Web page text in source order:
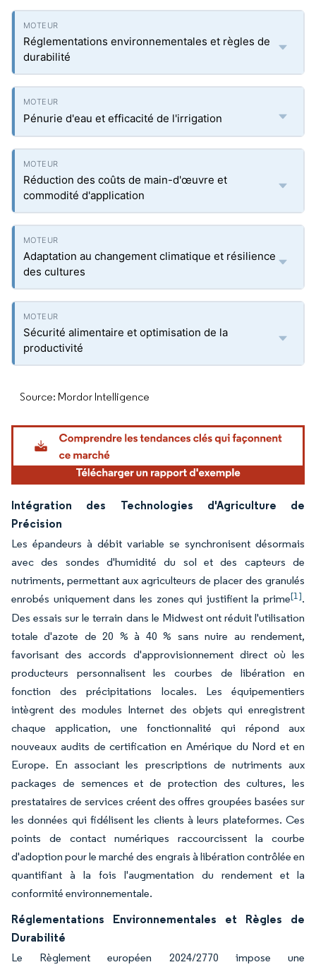
Réglementations environnementales et règles de
durabilité
Pénurie d'eau et efficacité de l'irrigation
Réduction des coûts de main-d'œuvre et
commodité d'application
Adaptation au changement climatique et résilience
des cultures
Sécurité alimentaire et optimisation de la
productivité
Source: Mordor Intelligence
Intégration des Technologies d'Agriculture de
Précision
Les épandeurs à débit variable se synchronisent désormais
avec des sondes d'humidité du sol et des capteurs de
nutriments, permettant aux agriculteurs de placer des granulés
enrobés uniquement dans les zones qui justifient la prime[1].
Des essais sur le terrain dans le Midwest ont réduit l'utilisation
totale d'azote de 20 % à 40 % sans nuire au rendement,
favorisant des accords d'approvisionnement direct où les
producteurs personnalisent les courbes de libération en
fonction des précipitations locales. Les équipementiers
intègrent des modules Internet des objets qui enregistrent
chaque application, une fonctionnalité qui répond aux
nouveaux audits de certification en Amérique du Nord et en
Europe. En associant les prescriptions de nutriments aux
packages de semences et de protection des cultures, les
prestataires de services créent des offres groupées basées sur
les données qui fidélisent les clients à leurs plateformes. Ces
points de contact numériques raccourcissent la courbe
d'adoption pour le marché des engrais à libération contrôlée en
quantifiant à la fois l'augmentation du rendement et la
conformité environnementale.
Réglementations Environnementales et Règles de
Durabilité
Le Règlement européen 2024/2770 impose une